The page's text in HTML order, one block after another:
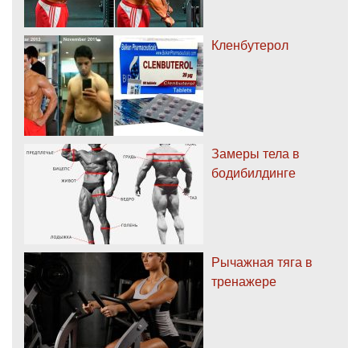
Кленбутерол
Замеры тела в
бодибилдинге
Рычажная тяга в
тренажере